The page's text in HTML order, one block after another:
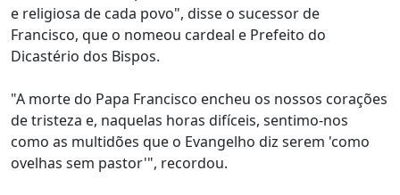
e religiosa de cada povo", disse o sucessor de
Francisco, que o nomeou cardeal e Prefeito do
Dicastério dos Bispos.
"A morte do Papa Francisco encheu os nossos corações
de tristeza e, naquelas horas difíceis, sentimo-nos
como as multidões que o Evangelho diz serem 'como
ovelhas sem pastor'", recordou.